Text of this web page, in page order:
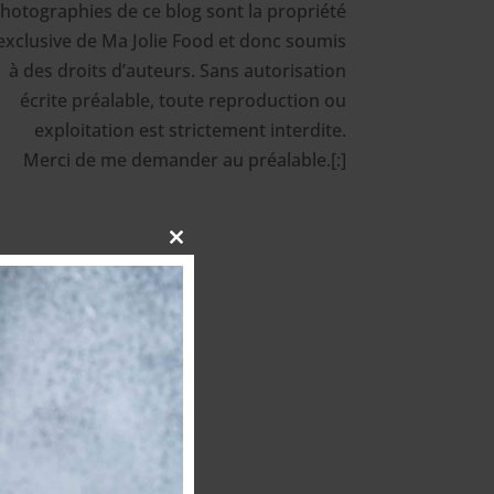
de ce blog sont la propriété
de Ma Jolie Food et donc soumis
à des droits d’auteurs. Sans autorisation
écrite préalable, toute reproduction ou
exploitation est strictement interdite.
Merci de me demander au préalable.[:]
Close
this
module